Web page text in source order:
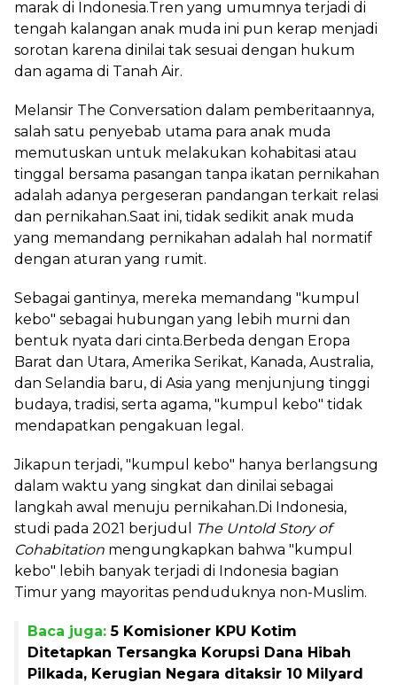
marak di Indonesia.Tren yang umumnya terjadi di
tengah kalangan anak muda ini pun kerap menjadi
sorotan karena dinilai tak sesuai dengan hukum
dan agama di Tanah Air.
Melansir The Conversation dalam pemberitaannya,
salah satu penyebab utama para anak muda
memutuskan untuk melakukan kohabitasi atau
tinggal bersama pasangan tanpa ikatan pernikahan
adalah adanya pergeseran pandangan terkait relasi
dan pernikahan.Saat ini, tidak sedikit anak muda
yang memandang pernikahan adalah hal normatif
dengan aturan yang rumit.
Sebagai gantinya, mereka memandang "kumpul
kebo" sebagai hubungan yang lebih murni dan
bentuk nyata dari cinta.Berbeda dengan Eropa
Barat dan Utara, Amerika Serikat, Kanada, Australia,
dan Selandia baru, di Asia yang menjunjung tinggi
budaya, tradisi, serta agama, "kumpul kebo" tidak
mendapatkan pengakuan legal.
Jikapun terjadi, "kumpul kebo" hanya berlangsung
dalam waktu yang singkat dan dinilai sebagai
langkah awal menuju pernikahan.Di Indonesia,
studi pada 2021 berjudul
The Untold Story of
Cohabitation mengungkapkan bahwa "kumpul
kebo" lebih banyak terjadi di Indonesia bagian
Timur yang mayoritas penduduknya non-Muslim.
Baca juga:5 Komisioner KPU Kotim
Ditetapkan Tersangka Korupsi Dana Hibah
Pilkada, Kerugian Negara ditaksir 10 Milyard